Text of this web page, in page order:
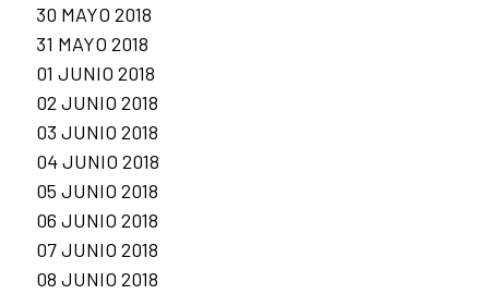
30 MAYO 2018
31 MAYO 2018
01 JUNIO 2018
02 JUNIO 2018
03 JUNIO 2018
04 JUNIO 2018
05 JUNIO 2018
06 JUNIO 2018
07 JUNIO 2018
08 JUNIO 2018